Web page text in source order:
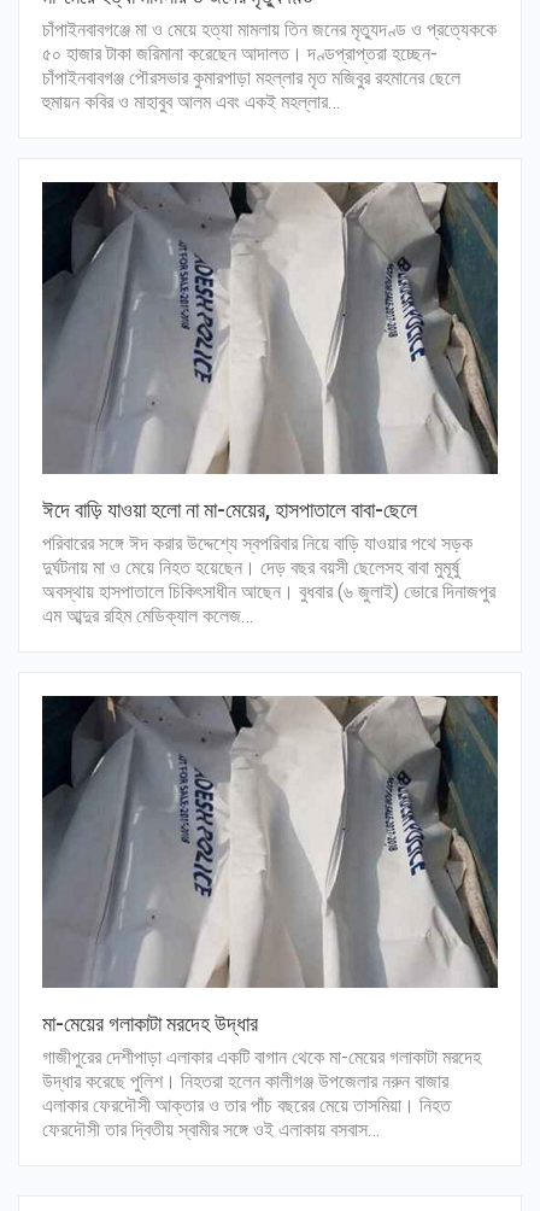
চাঁপাইনবাবগঞ্জে মা ও মেয়ে হত্যা মামলায় তিন জনের মৃত্যুদণ্ড ও প্রত্যেককে
৫০ হাজার টাকা জরিমানা করেছেন আদালত। দণ্ডপ্রাপ্তরা হচ্ছেন-
চাঁপাইনবাবগঞ্জ পৌরসভার কুমারপাড়া মহল্লার মৃত মজিবুর রহমানের ছেলে
হুমায়ন কবির ও মাহাবুব আলম এবং একই মহল্লার…
ঈদে বাড়ি যাওয়া হলো না মা-মেয়ের, হাসপাতালে বাবা-ছেলে
পরিবারের সঙ্গে ঈদ করার উদ্দেশ্যে স্বপরিবার নিয়ে বাড়ি যাওয়ার পথে সড়ক
দুর্ঘটনায় মা ও মেয়ে নিহত হয়েছেন। দেড় বছর বয়সী ছেলেসহ বাবা মুমূর্ষু
অবস্থায় হাসপাতালে চিকিৎসাধীন আছেন। বুধবার (৬ জুলাই) ভোরে দিনাজপুর
এম আব্দুর রহিম মেডিক্যাল কলেজ…
মা-মেয়ের গলাকাটা মরদেহ উদ্ধার
গাজীপুরের দেশীপাড়া এলাকার একটি বাগান থেকে মা-মেয়ের গলাকাটা মরদেহ
উদ্ধার করেছে পুলিশ। নিহতরা হলেন কালীগঞ্জ উপজেলার নরুন বাজার
এলাকার ফেরদৌসী আক্তার ও তার পাঁচ বছরের মেয়ে তাসমিয়া। নিহত
ফেরদৌসী তার দ্বিতীয় স্বামীর সঙ্গে ওই এলাকায় বসবাস…